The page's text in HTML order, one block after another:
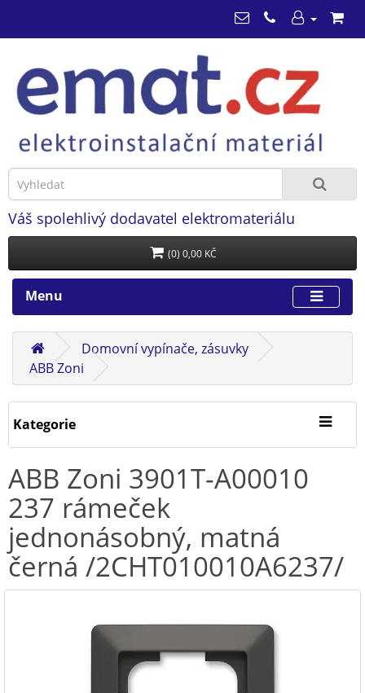
Váš spolehlivý dodavatel elektromateriálu
(0) 0,00 KČ
Menu
Domovní vypínače, zásuvky
ABB Zoni
Kategorie
ABB Zoni 3901T-A00010
237 rámeček
jednonásobný, matná
černá /2CHT010010A6237/